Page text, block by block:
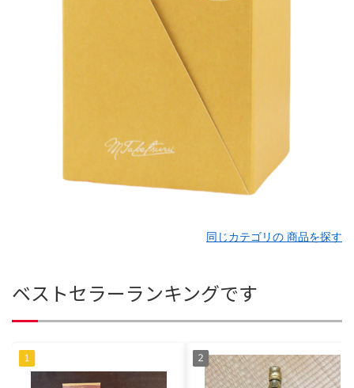
同じカテゴリの 商品を探す
ベストセラーランキングです